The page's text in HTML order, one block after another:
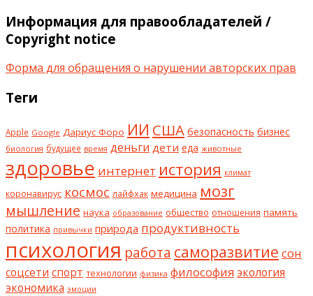
Информация для правообладателей /
Copyright notice
Форма для обращения о нарушении авторских прав
Теги
Apple Google Дариус Форо ИИ США безопасность бизнес
биология будущее время деньги дети еда животные
здоровье интернет история климат
коронавирус космос лайфхак медицина мозг
мышление наука образование общество отношения память
политика привычки природа продуктивность
психология работа саморазвитие сон
соцсети спорт технологии физика философия экология
экономика эмоции